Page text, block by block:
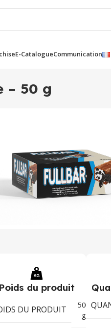
E-CatalogueCommunication
– 50 g
Poids du produit
DU PRODUIT
50
g